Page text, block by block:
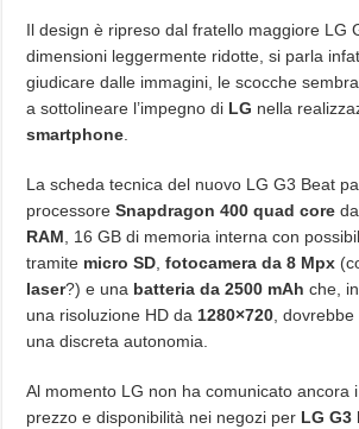
Il design è ripreso dal fratello maggiore LG
dimensioni leggermente ridotte, si parla
giudicare dalle immagini, le scocche
a sottolineare l’impegno di LG nella
smartphone.
La scheda tecnica del nuovo LG G3 Beat
processore Snapdragon 400 quad core
RAM, 16 GB di memoria interna con
tramite micro SD, fotocamera da 8 Mpx
laser?) e una batteria da 2500 mAh che,
una risoluzione HD da1280×720,
una discreta autonomia.
Al momento LG non ha comunicato ancora
prezzo e disponibilità nei negozi per LG G3